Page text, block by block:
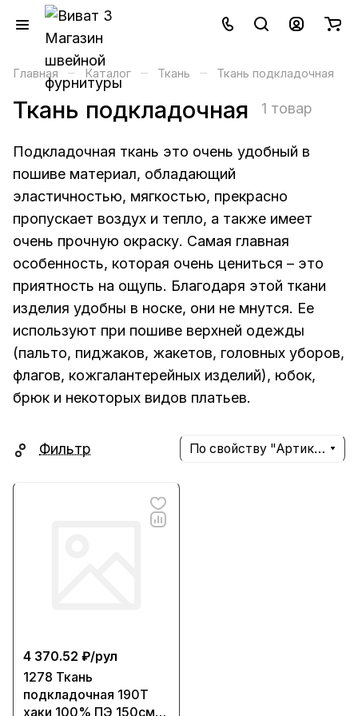
Главная – Каталог – Ткань – Ткань подкладочная
Ткань подкладочная 1 товар
Подкладочная ткань это очень удобный в
пошиве материал, обладающий
эластичностью, мягкостью, прекрасно
пропускает воздух и тепло, а также имеет
очень прочную окраску. Самая главная
особенность, которая очень цениться – это
приятность на ощупь. Благодаря этой ткани
изделия удобны в носке, они не мнутся. Ее
используют при пошиве верхней одежды
(пальто, пиджаков, жакетов, головных уборов,
флагов, кожгалантерейных изделий), юбок,
брюк и некоторых видов платьев.
Фильтр По свойству "Артикул" (убывание)
4 370.52 ₽/рул
1278 Ткань
подкладочная 190Т
хаки 100% ПЭ 150см